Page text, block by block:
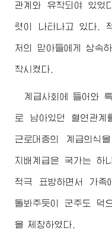
관계와 유착되여 있었
렷이 나타나고 있다.
처의 맏아들에게 상속
착시켰다.
계급사회에 들어와
로 남아있던 혈연관계
근로대중의 계급의식
지배계급은 국가는 하
적극 표방하면서 가족
돌봐주듯이 군주도 덕
을 제창하였다.